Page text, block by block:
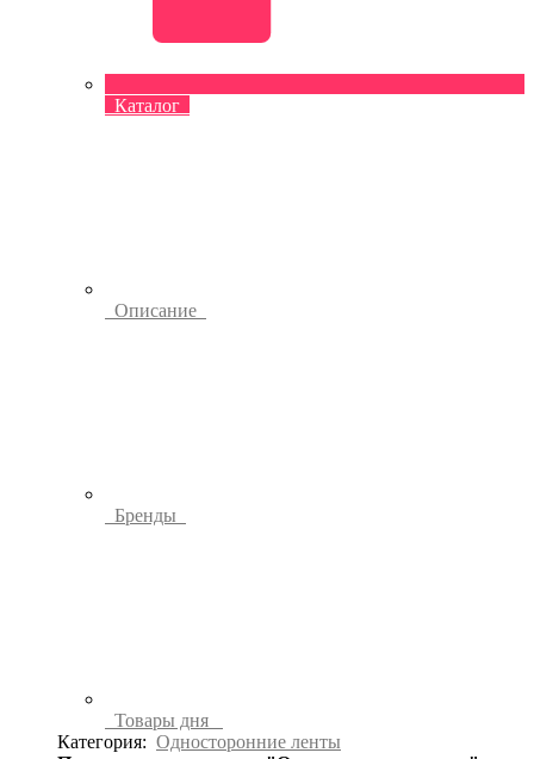
Каталог
Описание
Бренды
Товары дня
Категория: Односторонние ленты